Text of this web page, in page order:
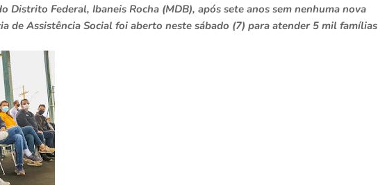
Distrito Federal, Ibaneis Rocha (MDB), após sete anos sem nenhuma nova
de Assistência Social foi aberto neste sábado (7) para atender 5 mil famílias